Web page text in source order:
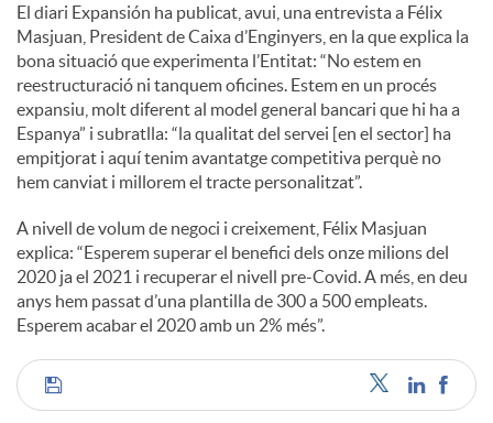
s
El diari Expansión ha publicat, avui, una entrevista a Félix
Masjuan, President de Caixa d’Enginyers, en la que explica la
bona situació que experimenta l’Entitat: “No estem en
reestructuració ni tanquem oficines. Estem en un procés
expansiu, molt diferent al model general bancari que hi ha a
Espanya” i subratlla: “la qualitat del servei [en el sector] ha
empitjorat i aquí tenim avantatge competitiva perquè no
hem canviat i millorem el tracte personalitzat”.
A nivell de volum de negoci i creixement, Félix Masjuan
explica: “Esperem superar el benefici dels onze milions del
2020 ja el 2021 i recuperar el nivell pre-Covid. A més, en deu
anys hem passat d’una plantilla de 300 a 500 empleats.
Esperem acabar el 2020 amb un 2% més”.